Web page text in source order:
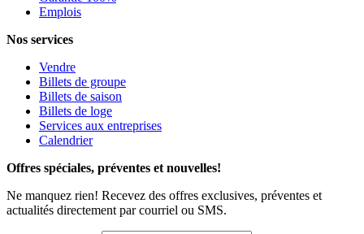
Emplois
Nos services
Vendre
Billets de groupe
Billets de saison
Billets de loge
Services aux entreprises
Calendrier
Offres spéciales, préventes et nouvelles!
Ne manquez rien! Recevez des offres exclusives, préventes et
actualités directement par courriel ou SMS.